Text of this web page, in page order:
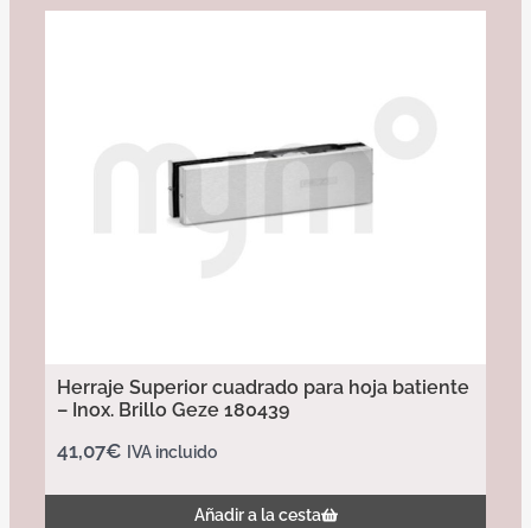
Herraje Superior cuadrado para hoja batiente
– Inox. Brillo Geze 180439
41,07€ IVA incluido
Añadir a la cesta